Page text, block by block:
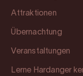
Attraktionen
Übernachtung
Veranstaltungen
Lerne Hardanger